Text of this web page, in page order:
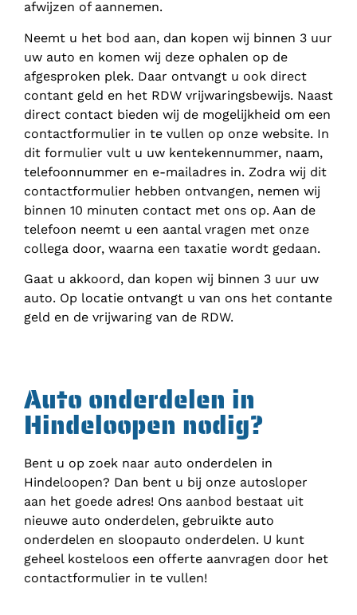
afwijzen of aannemen.
Neemt u het bod aan, dan kopen wij binnen 3 uur
uw auto en komen wij deze ophalen op de
afgesproken plek. Daar ontvangt u ook direct
contant geld en het RDW vrijwaringsbewijs. Naast
direct contact bieden wij de mogelijkheid om een
contactformulier in te vullen op onze website. In
dit formulier vult u uw kentekennummer, naam,
telefoonnummer en e-mailadres in. Zodra wij dit
contactformulier hebben ontvangen, nemen wij
binnen 10 minuten contact met ons op. Aan de
telefoon neemt u een aantal vragen met onze
collega door, waarna een taxatie wordt gedaan.
Gaat u akkoord, dan kopen wij binnen 3 uur uw
auto. Op locatie ontvangt u van ons het contante
geld en de vrijwaring van de RDW.
Auto onderdelen in
Hindeloopen nodig?
Bent u op zoek naar auto onderdelen in
Hindeloopen? Dan bent u bij onze autosloper
aan het goede adres! Ons aanbod bestaat uit
nieuwe auto onderdelen, gebruikte auto
onderdelen en sloopauto onderdelen. U kunt
geheel kosteloos een offerte aanvragen door het
contactformulier in te vullen!